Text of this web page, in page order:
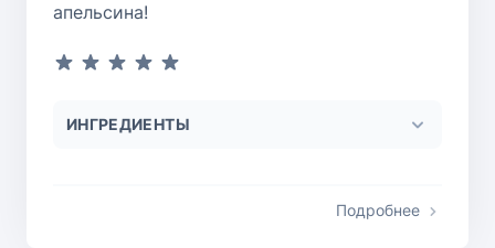
апельсина!
ИНГРЕДИЕНТЫ
Подробнее